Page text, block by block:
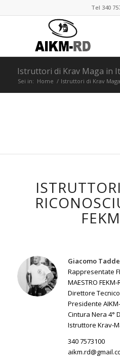
Tel 340
Istruttori di Krav Maga in
Sei in: Home / Istruttori di Krav
Giacomo
Rappresentate
MAESTRO FEKM-
Direttore
Presidente
Cintura Nera 4°
Istruttore Krav-
340 7573100